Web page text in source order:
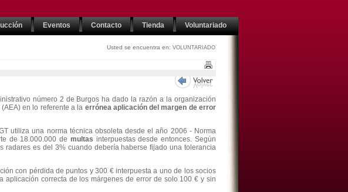
Eventos Contacto Tienda Voluntariado
Usted se encuentra en: VOLUNTARIADO
número 2 de Burgos ha dado la razón a la organización
en lo referente a la errónea aplicación del margen de error
utiliza una norma técnica obsoleta desde el año 2006 - Norma
de 18.000.000 de multas interpuestas desde entonces. Según
radares es del 3% cuando debería haberse fijado una tolerancia
con pérdida de puntos y 300 € interpuesta a uno de los socios
aplicación correcta de los márgenes de error de solo 100 € y sin